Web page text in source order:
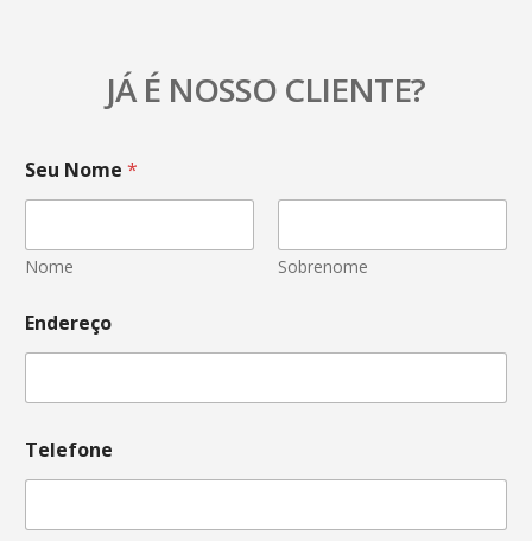
JÁ É NOSSO CLIENTE?
Seu Nome *
Nome Sobrenome
Endereço
Telefone